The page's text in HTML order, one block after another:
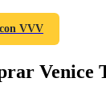
BTC to Share
VVV
Venice